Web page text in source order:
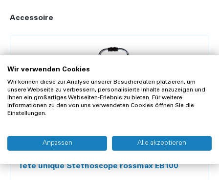
Accessoire
Tête unique Stethoscope rossmax EB100
Wir verwenden Cookies
Wir können diese zur Analyse unserer Besucherdaten platzieren, um
unsere Webseite zu verbessern, personalisierte Inhalte anzuzeigen und
Ihnen ein großartiges Webseiten-Erlebnis zu bieten. Für weitere
Informationen zu den von uns verwendeten Cookies öffnen Sie die
Einstellungen.
Anpassen Alle akzeptieren